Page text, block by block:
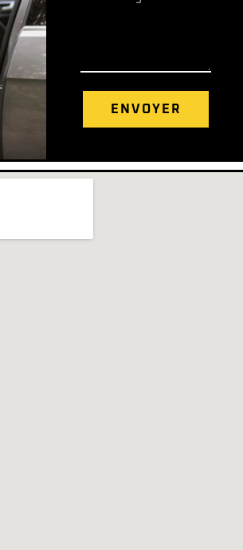
ENVOYER